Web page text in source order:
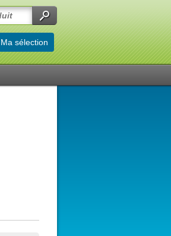
Ma sélection